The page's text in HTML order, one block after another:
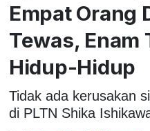
Empat Orang
Tewas, Enam
Hidup-Hidup
Tidak ada kerusakan
di PLTN Shika